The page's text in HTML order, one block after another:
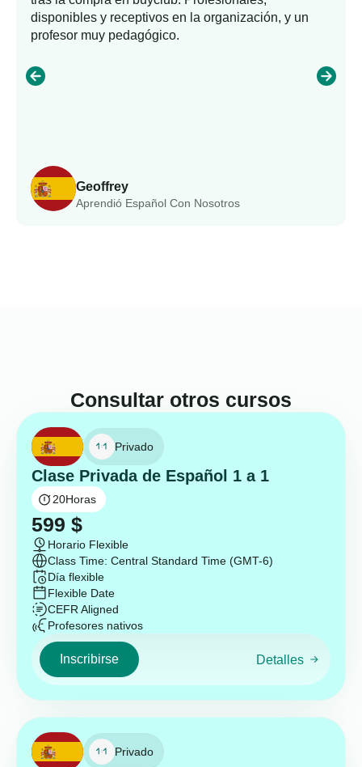
Geoffrey
Aprendió Español Con Nosotros
disponibles y receptivos en la organización, y un
profesor muy pedagógico.
Consultar otros cursos
Privado
Clase Privada de Español 1 a 1
20Horas
599 $
Horario Flexible
Class Time: Central Standard Time (GMT-6)
Día flexible
Flexible Date
CEFR Aligned
Profesores nativos
Inscribirse Detalles
Privado